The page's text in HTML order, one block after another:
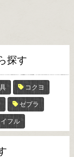
探す
コクヨ
ゼブラ
フル